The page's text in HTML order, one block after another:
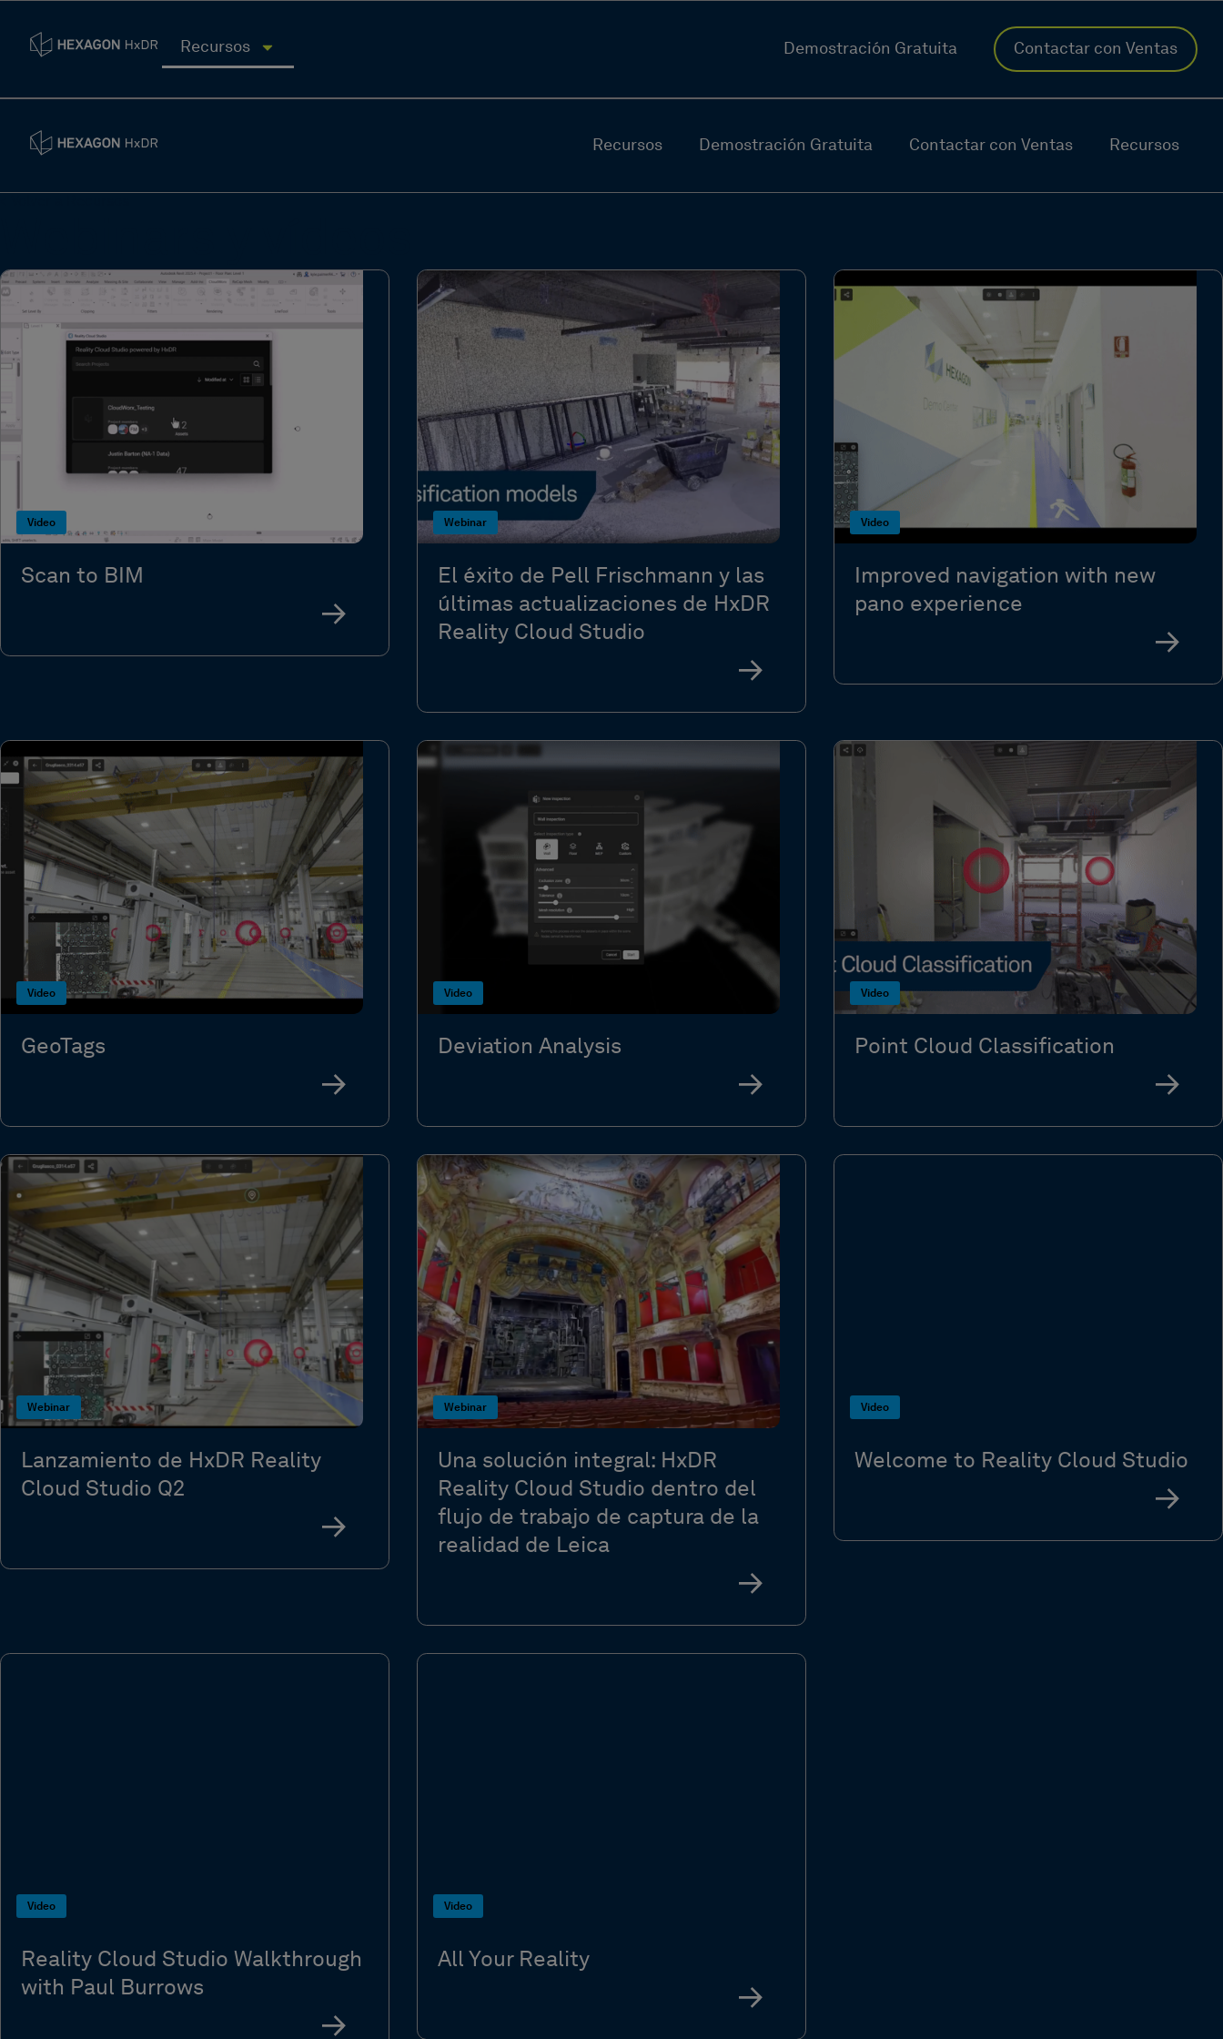
Recursos Demostración Gratuita Contactar con Ventas
Recursos Demostración Gratuita Contactar con Ventas Recursos
Video
Scan to BIM
Webinar
El éxito de Pell Frischmann y las
últimas actualizaciones de HxDR
Reality Cloud Studio
Video
Improved navigation with new
pano experience
Video
GeoTags
Video
Deviation Analysis
Video
Point Cloud Classification
Webinar
Lanzamiento de HxDR Reality
Cloud Studio Q2
Webinar
Una solución integral: HxDR
Reality Cloud Studio dentro del
flujo de trabajo de captura de la
realidad de Leica
Video
Welcome to Reality Cloud Studio
Video
Reality Cloud Studio Walkthrough
with Paul Burrows
Video
All Your Reality